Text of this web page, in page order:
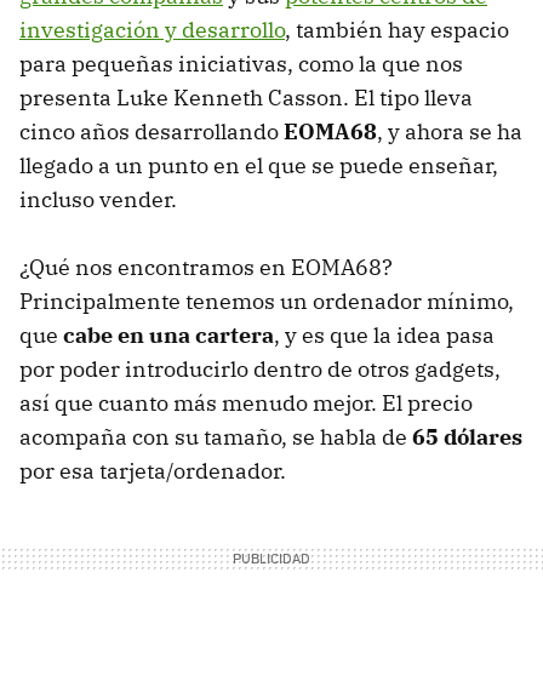
investigación y desarrollo, también hay espacio
para pequeñas iniciativas, como la que nos
presenta Luke Kenneth Casson. El tipo lleva
cinco años desarrollandoEOMA68, y ahora se ha
llegado a un punto en el que se puede enseñar,
incluso vender.
¿Qué nos encontramos en EOMA68?
Principalmente tenemos un ordenador mínimo,
que cabe en una cartera, y es que la idea pasa
por poder introducirlo dentro de otros gadgets,
así que cuanto más menudo mejor. El precio
acompaña con su tamaño, se habla de 65 dólares
por esa tarjeta/ordenador.